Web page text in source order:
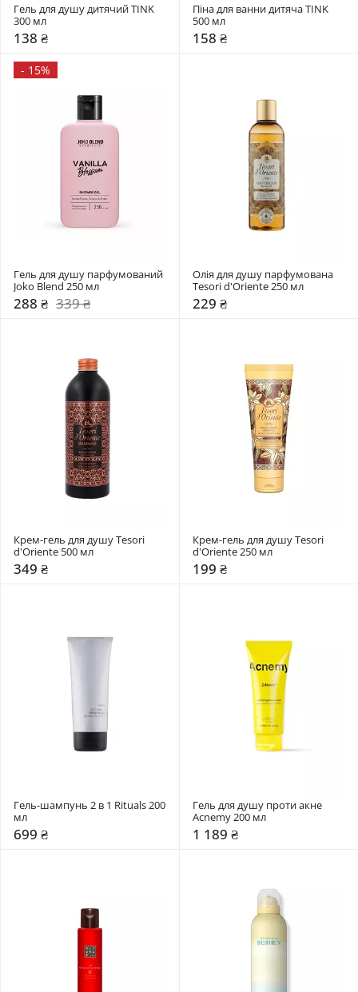
Гель для душу дитячий TINK
300 мл
138 ₴
Піна для ванни дитяча TINK
500 мл
158 ₴
- 15%
Гель для душу парфумований
Joko Blend 250 мл
288 ₴ 339 ₴
Олія для душу парфумована
Tesori d'Oriente 250 мл
229 ₴
Крем-гель для душу Tesori
d'Oriente 500 мл
349 ₴
Крем-гель для душу Tesori
d'Oriente 250 мл
199 ₴
Гель-шампунь 2 в 1 Rituals 200
мл
699 ₴
Гель для душу проти акне
Acnemy 200 мл
1 189 ₴